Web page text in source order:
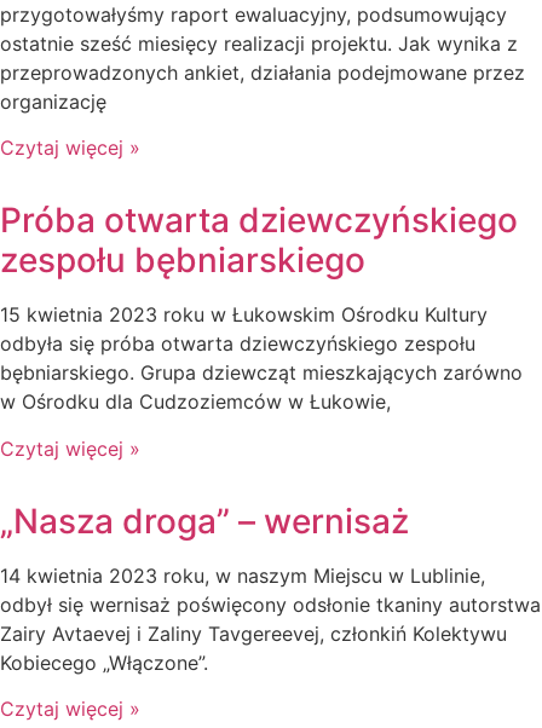
przygotowałyśmy raport ewaluacyjny, podsumowujący
ostatnie sześć miesięcy realizacji projektu. Jak wynika z
przeprowadzonych ankiet, działania podejmowane przez
organizację
Czytaj więcej »
Próba otwarta dziewczyńskiego
zespołu bębniarskiego
15 kwietnia 2023 roku w Łukowskim Ośrodku Kultury
odbyła się próba otwarta dziewczyńskiego zespołu
bębniarskiego. Grupa dziewcząt mieszkających zarówno
w Ośrodku dla Cudzoziemców w Łukowie,
Czytaj więcej »
„Nasza droga” – wernisaż
14 kwietnia 2023 roku, w naszym Miejscu w Lublinie,
odbył się wernisaż poświęcony odsłonie tkaniny autorstwa
Zairy Avtaevej i Zaliny Tavgereevej, członkiń Kolektywu
Kobiecego „Włączone”.
Czytaj więcej »